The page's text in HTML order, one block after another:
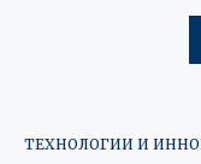
ТЕХНОЛОГИИ И